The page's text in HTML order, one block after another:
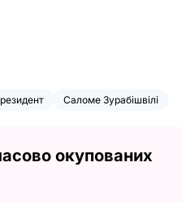
Саломе Зурабішвілі
окупованих